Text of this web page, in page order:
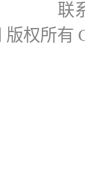
联
版权所有